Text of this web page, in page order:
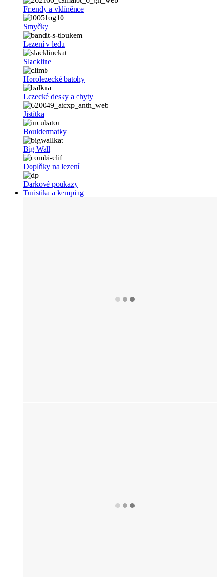
Friendy a vklíněnce
Smyčky
Lezení v ledu
Slackline
Horolezecké batohy
Lezecké desky a chyty
Jistítka
Bouldermatky
Big Wall
Doplňky na lezení
Dárkové poukazy
Turistika a kemping